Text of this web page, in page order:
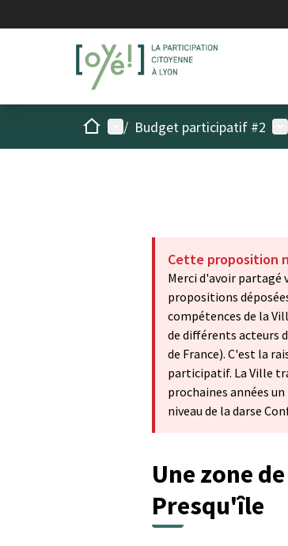
AccueilMenu principal
/ Budget participatif #2
Cette proposition
Merci d'avoir partagé
propositions
compétences de la
de différents acteurs
de France). C'est la
participatif. La Ville
prochaines années
niveau de la darse
Une zone
Presqu'île